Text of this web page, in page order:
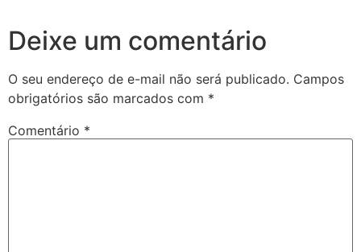
Deixe um comentário
O seu endereço de e-mail não será publicado. Campos
obrigatórios são marcados com *
Comentário *